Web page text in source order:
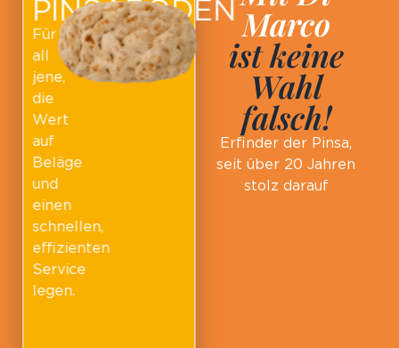
Marco
ist keine
Wahl
falsch!
Erfinder der Pinsa,
seit über 20 Jahren
stolz darauf
PINSABÖDEN
Für
all
jene,
die
Wert
auf
Beläge
und
einen
schnellen,
effizienten
Service
legen.